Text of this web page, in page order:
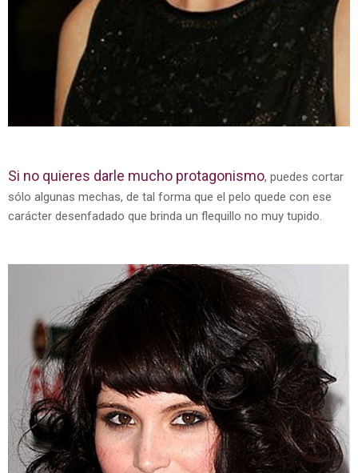
Si no quieres darle mucho protagonismo, puedes cortar
sólo algunas mechas, de tal forma que el pelo quede con ese
carácter desenfadado que brinda un flequillo no muy tupido.